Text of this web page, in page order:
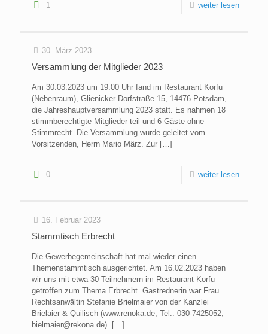
1 weiter lesen
30. März 2023
Versammlung der Mitglieder 2023
Am 30.03.2023 um 19.00 Uhr fand im Restaurant Korfu
(Nebenraum), Glienicker Dorfstraße 15, 14476 Potsdam,
die Jahreshauptversammlung 2023 statt. Es nahmen 18
stimmberechtigte Mitglieder teil und 6 Gäste ohne
Stimmrecht. Die Versammlung wurde geleitet vom
Vorsitzenden, Herrn Mario März. Zur […]
0 weiter lesen
16. Februar 2023
Stammtisch Erbrecht
Die Gewerbegemeinschaft hat mal wieder einen
Themenstammtisch ausgerichtet. Am 16.02.2023 haben
wir uns mit etwa 30 Teilnehmern im Restaurant Korfu
getroffen zum Thema Erbrecht. Gastrednerin war Frau
Rechtsanwältin Stefanie Brielmaier von der Kanzlei
Brielaier & Quilisch (www.renoka.de, Tel.: 030-7425052,
bielmaier@rekona.de). […]